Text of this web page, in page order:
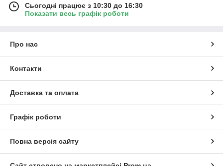
Сьогодні працює з 10:30 до 16:30
Показати весь графік роботи
Про нас
Контакти
Доставка та оплата
Графік роботи
Повна версія сайту